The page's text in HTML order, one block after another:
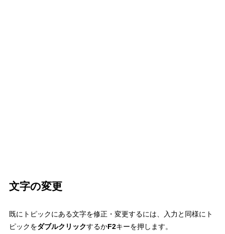
文字の変更
既にトピックにある文字を修正・変更するには、入力と同様にト
ピックをダブルクリックするかF2キーを押します。